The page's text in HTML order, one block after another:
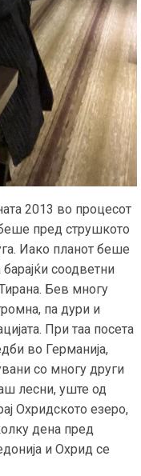
2013 во процесот
пред струшкото
Иако планот беше
соодветни
Бев многу
па дури и
При таа посета
во Германија,
со многу други
лесни, уште од
Охридското езеро,
дена пред
и Охрид се